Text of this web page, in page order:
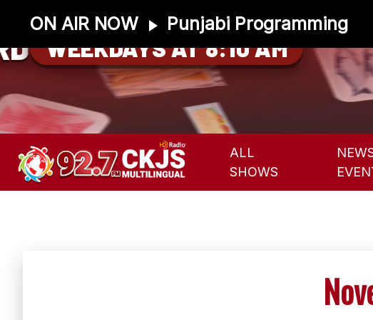
ON AIR NOW Punjabi Programming
WEEKDAYS AT 8:10 AM
ALL
SHOWS